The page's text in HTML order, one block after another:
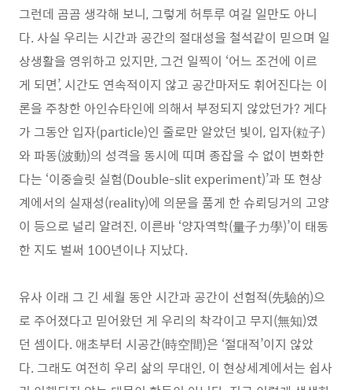
그런데 곰곰 생각해 보니, 그렇게 허투루 여길 일만도 아니
다. 사실 우리는 시간과 공간의 절대성을 철석같이 믿으며 일
상생활을 영위하고 있지만, 그건 일찍이 ‘어느 조건에 이르
게 되면’, 시간도 연속적이지 않고 공간마저도 휘어진다는 이
론을 주창한 아인슈타인에 의해서 부정되지 않았던가? 게다
가 그동안 입자(particle)인 줄로만 알았던 빛이, 입자(粒子)
와 파동(波動)의 성격을 동시에 띠며 종잡을 수 없이 변화한
다는 ‘이중슬릿 실험(Double-slit experiment)’과 또 현상
계에서의 실재성(reality)에 의문을 품게 한 슈뢰딩거의 고양
이 등으로 널리 알려진, 이른바 ‘양자역학(量子力學)’이 태동
한 지도 벌써 100년이나 지났다.
유사 이래 그 긴 세월 동안 시간과 공간이 선험적(先驗的)으
로 주어졌다고 믿어왔던 게 우리의 착각이고 무지(無知)였
던 셈이다. 애초부터 시공간(時空間)은 ‘절대적’이지 않았
다. 그래도 여전히 우리 삶의 무대인, 이 현상세계에서는 쉽사